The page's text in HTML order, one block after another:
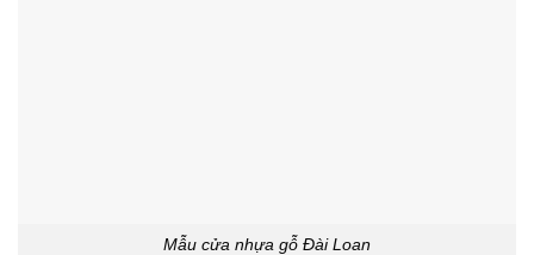
Mẫu cửa nhựa gỗ Đài Loan